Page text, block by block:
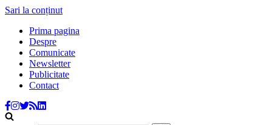
Sari la conținut
Prima pagina
Despre
Comunicate
Newsletter
Publicitate
Contact